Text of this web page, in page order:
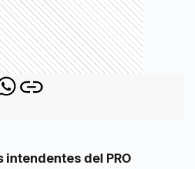
intendentes del PRO